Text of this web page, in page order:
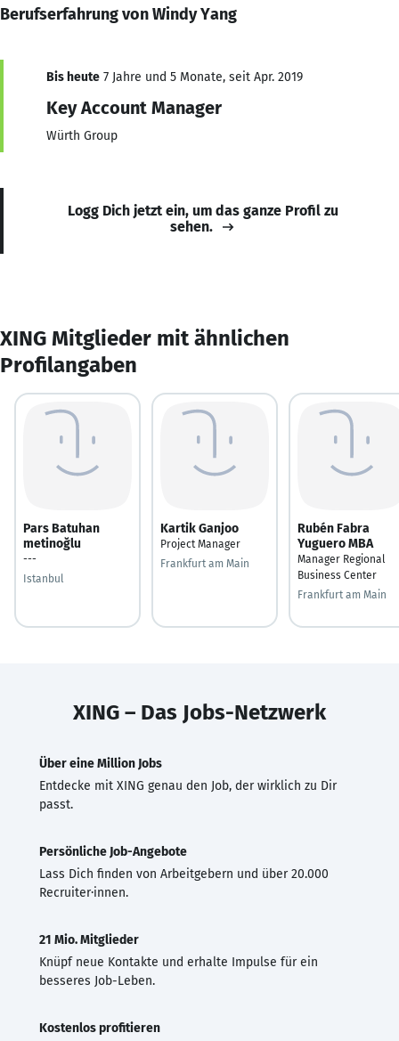
Berufserfahrung von Windy Yang
Bis heute 7 Jahre und 5 Monate, seit Apr. 2019
Key Account Manager
Würth Group
Logg Dich jetzt ein, um das ganze Profil zu
sehen.
XING Mitglieder mit ähnlichen
Profilangaben
Pars Batuhan
metinoğlu
---
Istanbul
Kartik Ganjoo
Project Manager
Frankfurt am Main
Rubén Fabra
Yuguero MBA
Manager Regional
Business Center
Frankfurt am Main
XING – Das Jobs-Netzwerk
Über eine Million Jobs
Entdecke mit XING genau den Job, der wirklich zu Dir
passt.
Persönliche Job-Angebote
Lass Dich finden von Arbeitgebern und über 20.000
Recruiter·innen.
21 Mio. Mitglieder
Knüpf neue Kontakte und erhalte Impulse für ein
besseres Job-Leben.
Kostenlos profitieren